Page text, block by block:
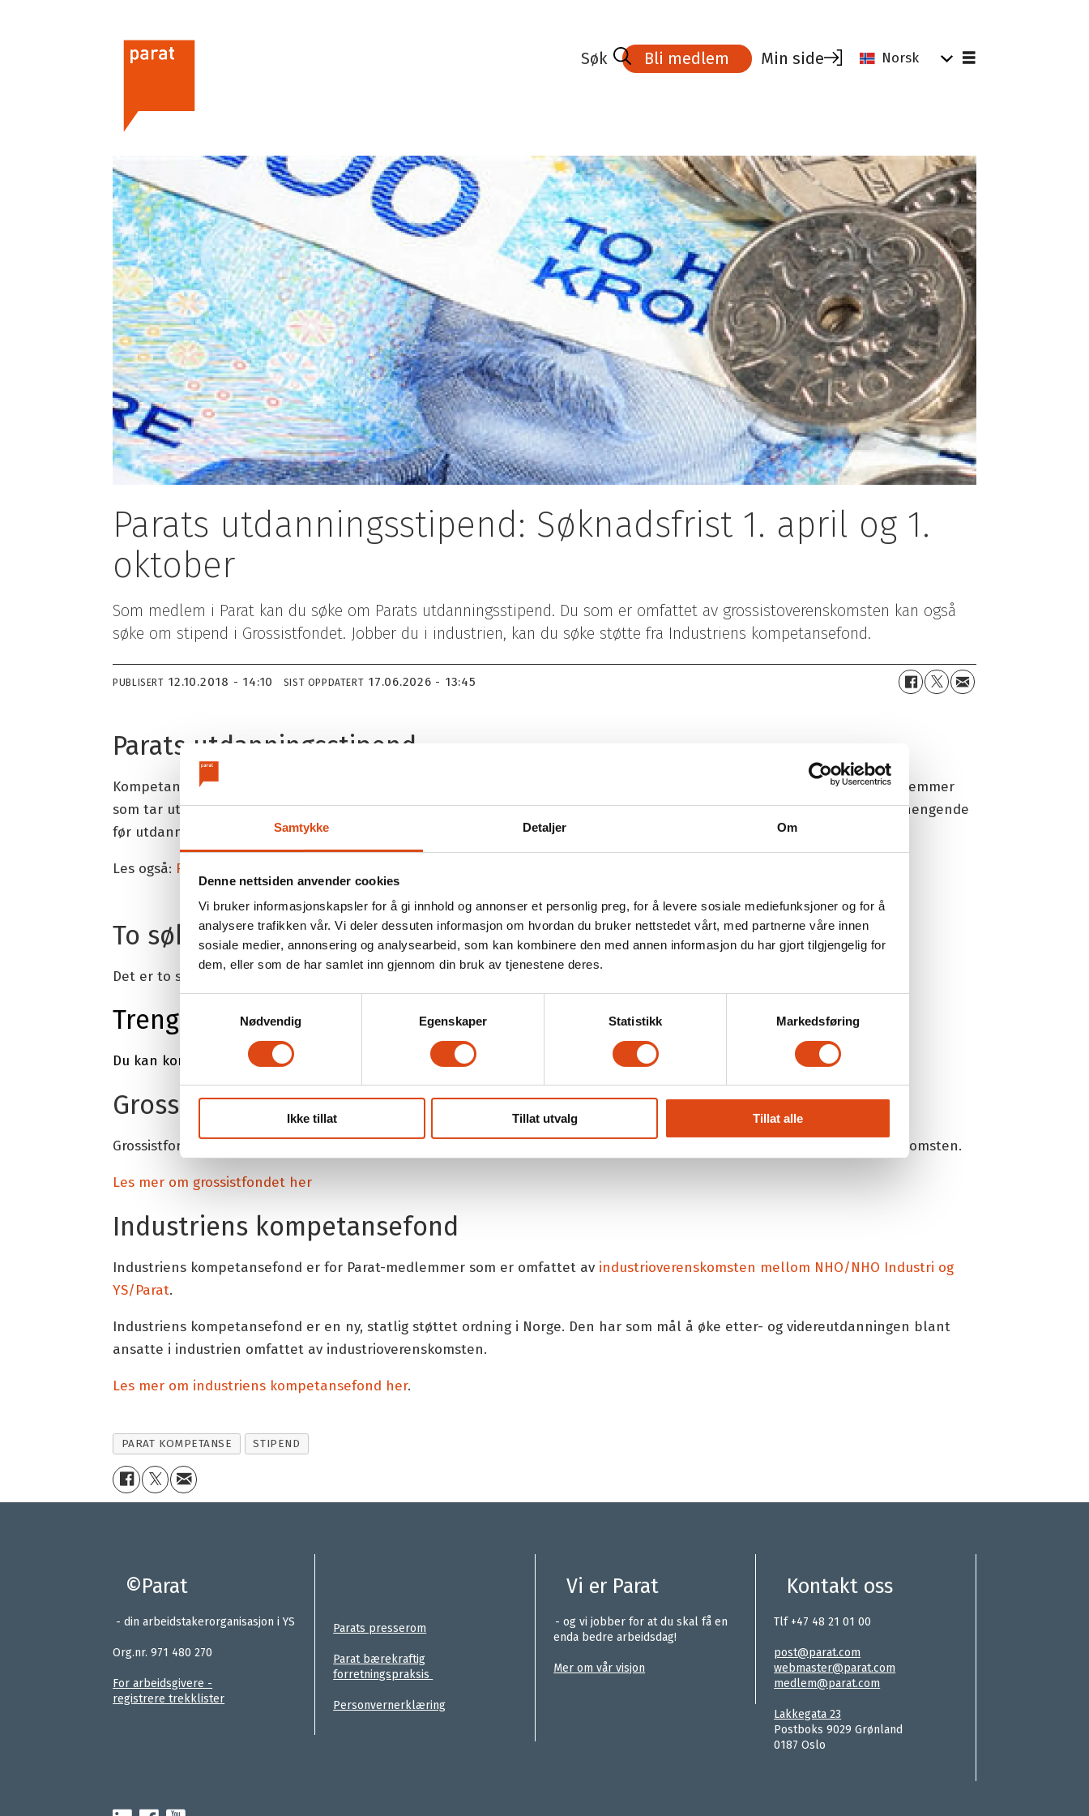
Samtykke Detaljer Om
Denne nettsiden anvender cookies
Vi bruker informasjonskapsler for å gi innhold og annonser et personlig preg, for å levere sosiale mediefunksjoner og for å
analysere trafikken vår. Vi deler dessuten informasjon om hvordan du bruker nettstedet vårt, med partnerne våre innen
sosiale medier, annonsering og analysearbeid, som kan kombinere den med annen informasjon du har gjort tilgjengelig for
dem, eller som de har samlet inn gjennom din bruk av tjenestene deres.
Nødvendig
Egenskaper Statistikk Markedsføring
Ikke tillat Tillat utvalg Tillat alle
Bli medlem Min side Norsk
Om oss
Parats flaggsak 2026
This is Parat
Parats politikk
Parats årsberetning
Menneskene i Parat
YS Pensjon
Kontakt oss
Ledige stillinger i Parat
Personvernerklæring
Oversikt over alle medlemsgrupper
Hvorfor bli medlem
Hvem kan bli medlem
Hva koster det
Bli medlem
Verv en kollega
Medlemsfordeler
Parat-butikken
Join Parat
Brukerveiledning Parat-appen
Lønnsoppgjøret 2026
Tariffavtalene
Bedrifter med tariffavtale
Tariffnyheter
Dine rettigheter
Streik og konflikt
Kurs- aktivitetskalender
Veien til Fagbrev
Stipend
Karriere
Høyskolen Kristiania
Tips og råd for tillitsvalgte
Verktøy for tillitsvalgte
Tillitsvalgtrollen
Rettigheter i arbeidslivet
Kurs og kompetanse
Vekst og verving
Hei tillitsvalgt
Driftstilskudd
Profilering
Parat for ledere
Hvorfor være medlem?
Dine rettigheter
Parats utdanningsstipend: Søknadsfrist 1. april og 1.
oktober
Som medlem i Parat kan du søke om Parats utdanningsstipend. Du som er omfattet av grossistoverenskomsten kan også
søke om stipend i Grossistfondet. Jobber du i industrien, kan du søke støtte fra Industriens kompetansefond.
PUBLISERT 12.10.2018 - 14:10 SIST OPPDATERT 17.06.2026 - 13:45
Parats utdanningsstipend
Kompetanseutvikling er viktig for at du skal være attraktiv på arbeidsmarkedet. Parats utdanningsstipend kan gis til medlemmer
som tar utdanning ved siden av jobb, og som har vært ordinært betalende medlem av Parat i minst 12 måneder sammenhengende
før utdanningen påbegynnes.
Les også: Retningslinjer for stipend
To søknadsfrister i året
Det er to søknadsfrister i året for Parats utdanningsstipend: 1. april og 1. oktober. Du søker på stipendet via
Trenger du hjelp med søknaden?
Du kan kontakte Parats regionkontor i regionen du tilhører, så får du hjelp til å fylle ut søknaden.
Grossistfondet
Grossistfondet er et kompetansefond for medlemmer i Parat, YTF og Fellesforbundet som er omfattet av grossistoverenskomsten.
Les mer om grossistfondet her
Industriens kompetansefond
Industriens kompetansefond er for Parat-medlemmer som er omfattet av industrioverenskomsten mellom NHO/NHO Industri og
YS/Parat.
Industriens kompetansefond er en ny, statlig støttet ordning i Norge. Den har som mål å øke etter- og videreutdanningen blant
ansatte i industrien omfattet av industrioverenskomsten.
Les mer om industriens kompetansefond her.
PARAT KOMPETANSE STIPEND
©Parat
- din arbeidstakerorganisasjon i YS
Org.nr. 971 480 270
For arbeidsgivere -
registrere trekklister
Parats presserom
Parat bærekraftig
forretningspraksis
Personvernerklæring
Vi er Parat
- og vi jobber for at du skal få en
enda bedre arbeidsdag!
Mer om vår visjon
Kontakt oss
Tlf +47 48 21 01 00
post@parat.com
webmaster@parat.com
medlem@parat.com
Lakkegata 23
Postboks 9029 Grønland
0187 Oslo